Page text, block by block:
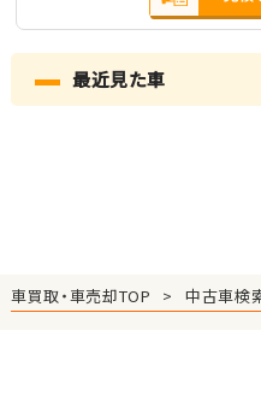
最近見た車
車買取・車売却TOP 中古車検